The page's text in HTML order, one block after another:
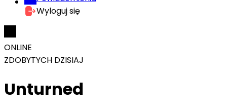
Wyloguj się
ONLINE
ZDOBYTYCH DZISIAJ
Unturned